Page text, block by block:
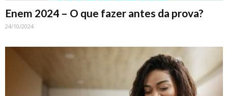
Enem 2024 – O que fazer antes da prova?
24/10/2024